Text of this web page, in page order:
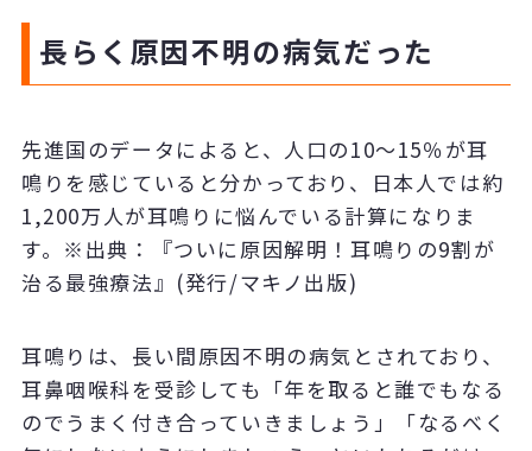
長らく原因不明の病気だった
先進国のデータによると、人口の10～15％が耳
鳴りを感じていると分かっており、日本人では約
1,200万人が耳鳴りに悩んでいる計算になりま
す。※出典：『ついに原因解明！耳鳴りの9割が
治る最強療法』(発行/マキノ出版)
耳鳴りは、長い間原因不明の病気とされており、
耳鼻咽喉科を受診しても「年を取ると誰でもなる
のでうまく付き合っていきましょう」「なるべく